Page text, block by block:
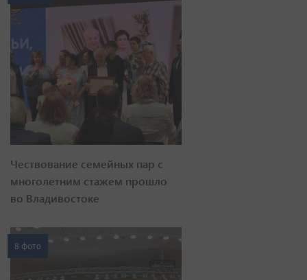
Чествование семейных пар с
многолетним стажем прошло
во Владивостоке
8 фото